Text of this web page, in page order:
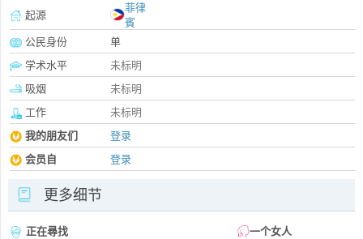
起源
菲律
賓
公民身份
单
学术水平
未标明
吸烟
未标明
工作
未标明
我的朋友们
登录
会员自
登录
更多细节
正在尋找
一个女人